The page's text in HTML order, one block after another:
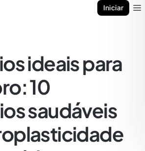
Iniciar
ideais para
10
saudáveis